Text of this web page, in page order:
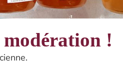
modération !